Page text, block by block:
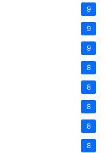
9
9
9
8
8
8
8
8